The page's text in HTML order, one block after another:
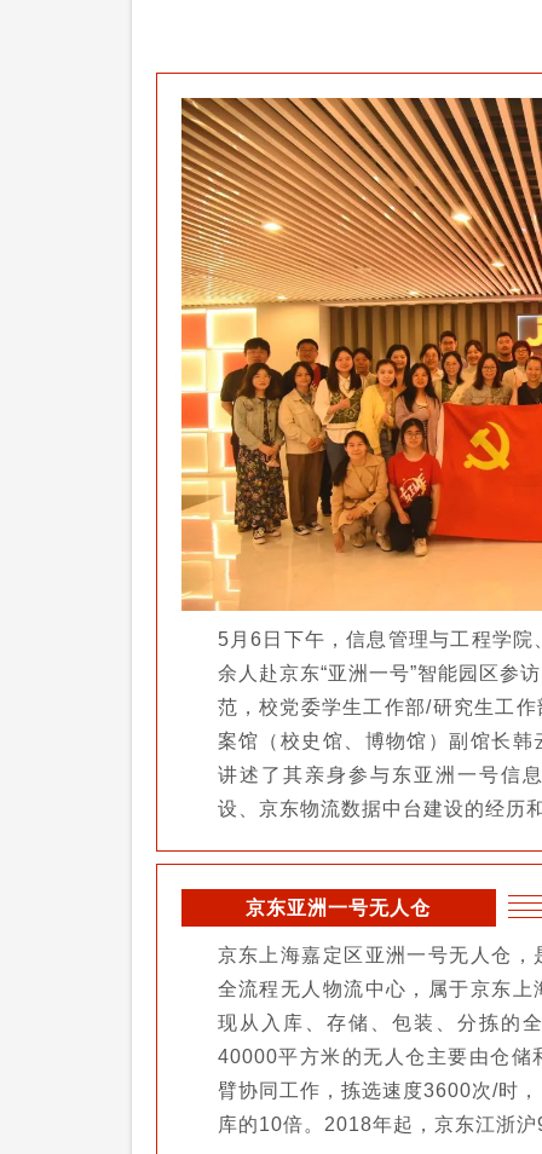
5月6日下午，信息管理与工程学
余人赴京东“亚洲一号”智能园区参
范，校党委学生工作部/研究生工
案馆（校史馆、博物馆）副馆长
讲述了其亲身参与东亚洲一号信
设、京东物流数据中台建设的经历
京东亚洲一号无人仓
京东上海嘉定区亚洲一号无人仓
全流程无人物流中心，属于京东
现从入库、存储、包装、分拣的
40000平方米的无人仓主要由仓储
臂协同工作，拣选速度3600次/时
库的10倍。2018年起，京东江浙